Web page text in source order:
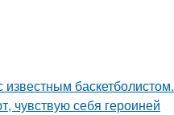
баскетболистом.
чувствую себя героиней